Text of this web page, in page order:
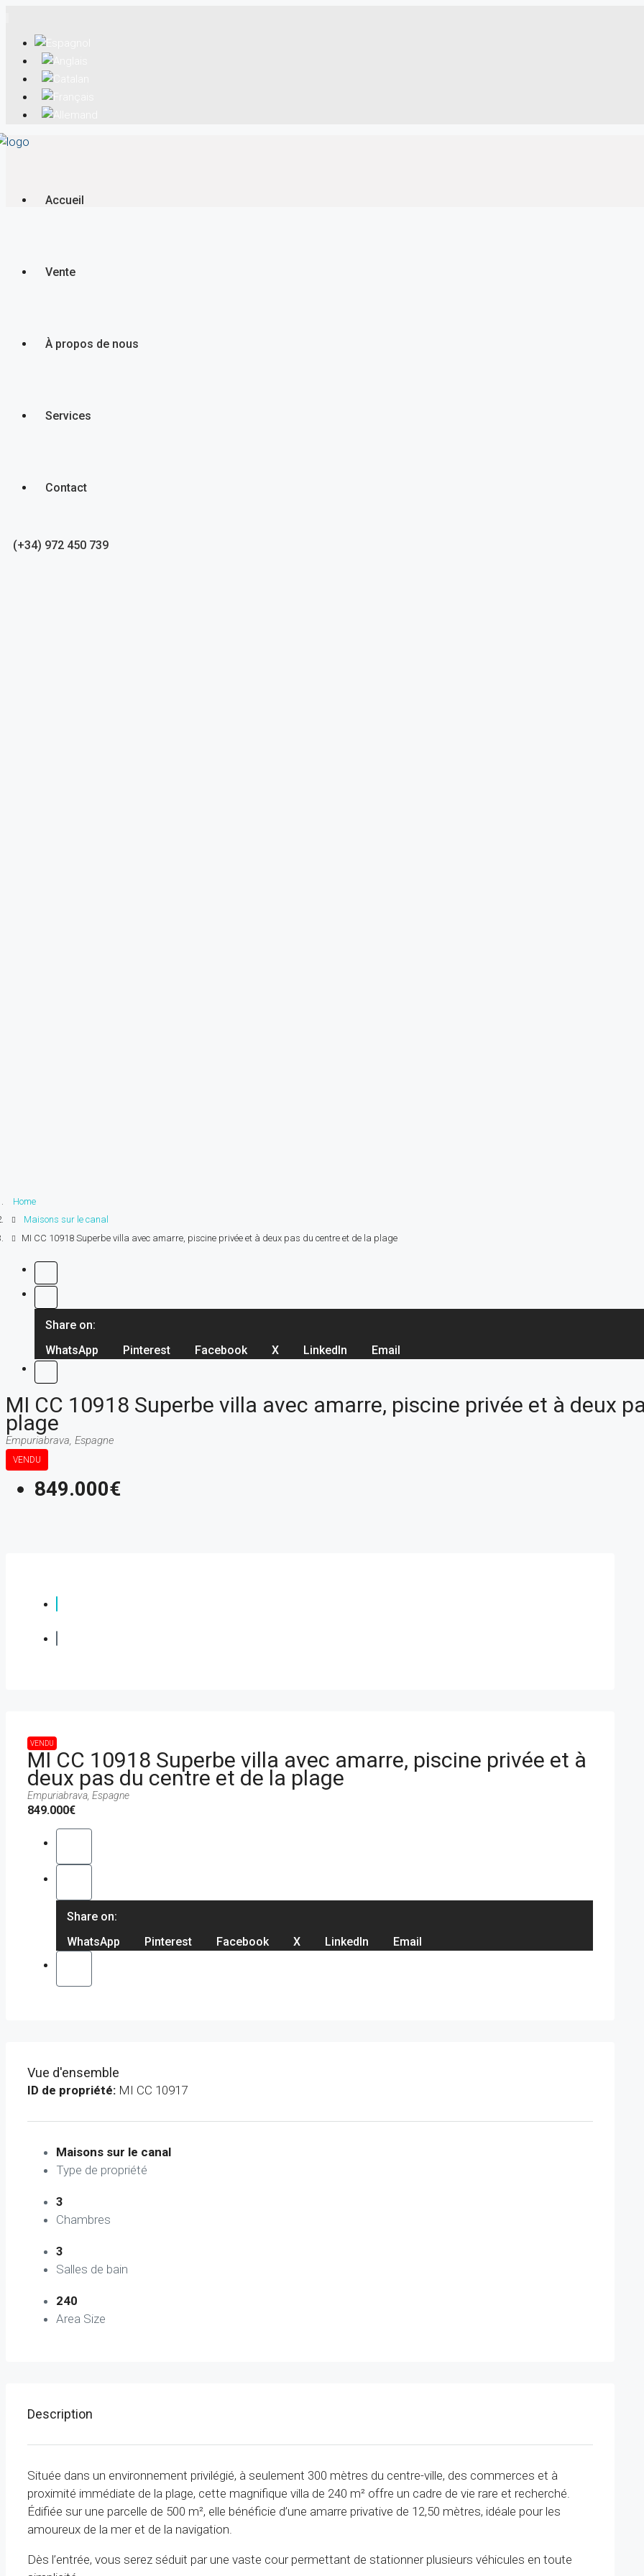
Accueil
Vente
À propos de nous
Services
Contact
(+34) 972 450 739
Home
Maisons sur le canal
MI CC 10918 Superbe villa avec amarre, piscine privée et à deux pas du centre et de la plage
Share on:
WhatsApp
Pinterest Facebook X LinkedIn Email
MI CC 10918 Superbe villa avec amarre, piscine privée et à deux
plage
Empuriabrava, Espagne
VENDU
849.000€
VENDU
MI CC 10918 Superbe villa avec amarre, piscine privée et à
deux pas du centre et de la plage
Empuriabrava, Espagne
849.000€
Share on:
WhatsApp
Pinterest Facebook X LinkedIn Email
Vue d'ensemble
ID de propriété: MI CC 10917
Maisons sur le canal
Type de propriété
3
Chambres
3
Salles de bain
240
Area Size
Description
Située dans un environnement privilégié, à seulement 300 mètres du centre-ville, des commerces et à
proximité immédiate de la plage, cette magnifique villa de 240 m² offre un cadre de vie rare et recherché.
Édifiée sur une parcelle de 500 m², elle bénéficie d’une amarre privative de 12,50 mètres, idéale pour les
amoureux de la mer et de la navigation.
Dès l’entrée, vous serez séduit par une vaste cour permettant de stationner plusieurs véhicules en toute